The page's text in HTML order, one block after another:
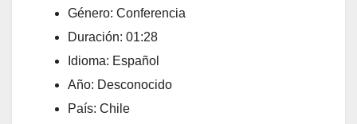
Género: Conferencia
Duración: 01:28
Idioma: Español
Año: Desconocido
País: Chile